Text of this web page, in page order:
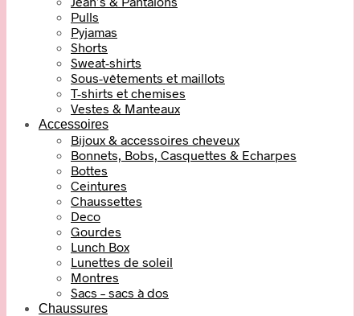
Pulls
Pyjamas
Shorts
Sweat-shirts
Sous-vêtements et maillots
T-shirts et chemises
Vestes & Manteaux
Accessoires
Bijoux & accessoires cheveux
Bonnets, Bobs, Casquettes & Echarpes
Bottes
Ceintures
Chaussettes
Deco
Gourdes
Lunch Box
Lunettes de soleil
Montres
Sacs – sacs à dos
Chaussures